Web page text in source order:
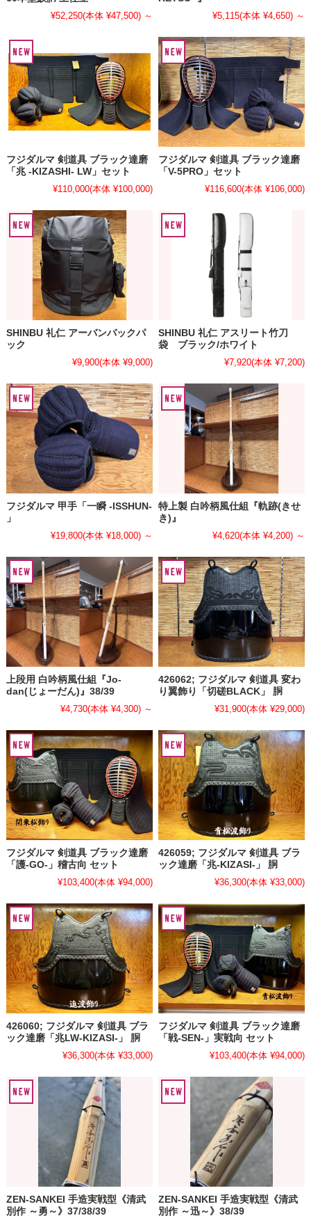
¥52,250(本体 ¥47,500)～
¥5,115(本体 ¥4,650) ～
フジダルマ 剣道具 ブラック達磨
「兆 -KIZASHI- LW」セット
¥110,000(本体 ¥100,000)
フジダルマ 剣道具 ブラック達磨
「V-5PRO」セット
¥116,600(本体 ¥106,000)
SHINBU 礼仁 アーバンバックパ
ック
¥9,900(本体 ¥9,000)
SHINBU 礼仁 アスリート竹刀
袋 ブラック/ホワイト
¥7,920(本体 ¥7,200)
フジダルマ 甲手「一瞬 -ISSHUN-
」
¥19,800(本体 ¥18,000)～
特上製 白吟柄風仕組『軌跡(きせ
き)』
¥4,620(本体 ¥4,200) ～
上段用 白吟柄風仕組『Jo-
dan(じょーだん)』38/39
¥4,730(本体 ¥4,300)～
426062; フジダルマ 剣道具 変わ
り翼飾り「切磋BLACK」 胴
¥31,900(本体 ¥29,000)
フジダルマ 剣道具 ブラック達磨
「護-GO-」稽古向 セット
¥103,400(本体 ¥94,000)
426059; フジダルマ 剣道具 ブラ
ック達磨「兆-KIZASI-」 胴
¥36,300(本体 ¥33,000)
426060; フジダルマ 剣道具 ブラ
ック達磨「兆LW-KIZASI-」 胴
¥36,300(本体 ¥33,000)
フジダルマ 剣道具 ブラック達磨
「戦-SEN-」実戦向 セット
¥103,400(本体 ¥94,000)
ZEN-SANKEI 手造実戦型《清武
別作 ～勇～》37/38/39
ZEN-SANKEI 手造実戦型《清武
別作 ～迅～》38/39